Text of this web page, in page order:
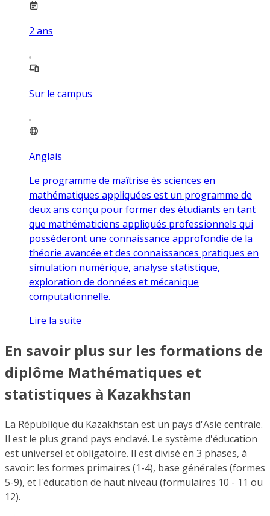
2 ans
Sur le campus
Anglais
Le programme de maîtrise ès sciences en
mathématiques appliquées est un programme de
deux ans conçu pour former des étudiants en tant
que mathématiciens appliqués professionnels qui
posséderont une connaissance approfondie de la
théorie avancée et des connaissances pratiques en
simulation numérique, analyse statistique,
exploration de données et mécanique
computationnelle.
Lire la suite
En savoir plus sur les formations de
diplôme Mathématiques et
statistiques à Kazakhstan
La République du Kazakhstan est un pays d'Asie centrale.
Il est le plus grand pays enclavé. Le système d'éducation
est universel et obligatoire. Il est divisé en 3 phases, à
savoir: les formes primaires (1-4), base générales (formes
5-9), et l'éducation de haut niveau (formulaires 10 - 11 ou
12).